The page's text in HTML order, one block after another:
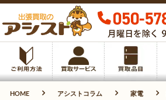
HOME アシストコラム 家電